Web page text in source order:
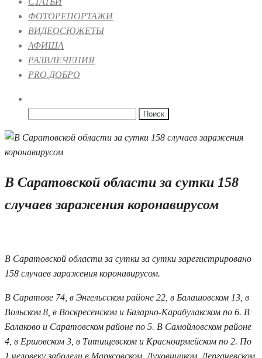
ФОТОРЕПОРТАЖИ
ВИДЕОСЮЖЕТЫ
АФИША
РАЗВЛЕЧЕНИЯ
PRO.ДОБРО
В Саратовской области за сутки 158
случаев заражения коронавирусом
В Саратовской области за сутки за сутки зарегистрировано
158 случаев заражения коронавирусом.
В Саратове 74, в Энгельсском районе 22, в Балашовском 13, в
Вольском 8, в Воскресенском и Базарно-Карабулакском по 6. В
Балаково и Саратовском районе по 5. В Самойловском районе
4, в Ершовском 3, в Титищевском и Красноармейском по 2. По
1 человеку заболели в Марксовском, Духовницком, Дергачевском,